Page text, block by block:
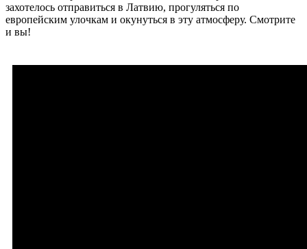
захотелось отправиться в Латвию, прогуляться по
европейским улочкам и окунуться в эту атмосферу. Смотрите
и вы!